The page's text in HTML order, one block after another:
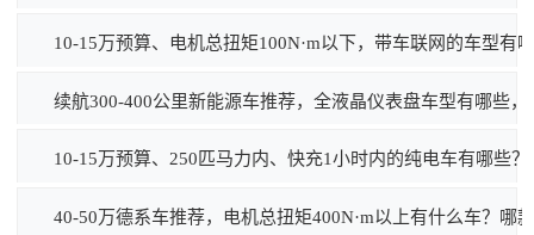
10-15万预算、电机总扭矩100N·m以下，带车联网的车型有
续航300-400公里新能源车推荐，全液晶仪表盘车型有哪些，
10-15万预算、250匹马力内、快充1小时内的纯电车有哪些
40-50万德系车推荐，电机总扭矩400N·m以上有什么车？哪